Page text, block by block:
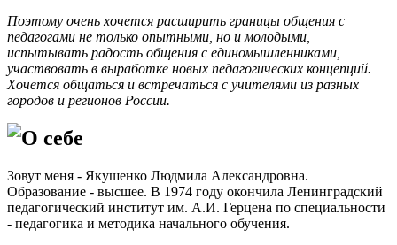
Поэтому очень хочется расширить границы общения с
педагогами не только опытными, но и молодыми,
испытывать радость общения с единомышленниками,
участвовать в выработке новых педагогических концепций.
Хочется общаться и встречаться с учителями из разных
городов и регионов России.
О себе
Зовут меня - Якушенко Людмила Александровна.
Образование - высшее. В 1974 году окончила Ленинградский
педагогический институт им. А.И. Герцена по специальности
- педагогика и методика начального обучения.